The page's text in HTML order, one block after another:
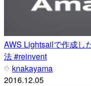
AWS Lightsailで作成し
法 #reinvent
knakayama
2016.12.05